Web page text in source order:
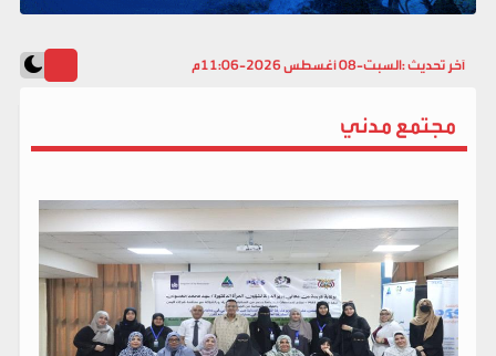
آخر تحديث :السبت-08 أغسطس 2026-11:06م
مجتمع مدني